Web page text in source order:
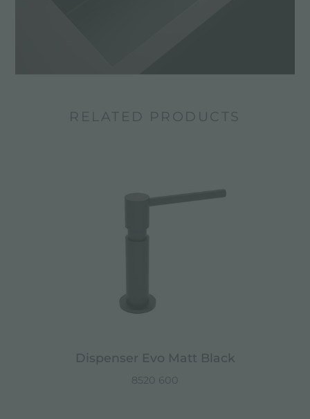
RELATED PRODUCTS
Dispenser Evo Matt Black
8520 600